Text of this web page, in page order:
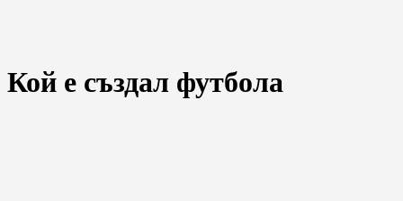
Кой е създал футбола